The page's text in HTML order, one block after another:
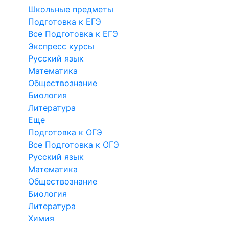
Школьные предметы
Подготовка к ЕГЭ
Все Подготовка к ЕГЭ
Экспресс курсы
Русский язык
Математика
Обществознание
Биология
Литература
Еще
Подготовка к ОГЭ
Все Подготовка к ОГЭ
Русский язык
Математика
Обществознание
Биология
Литература
Химия